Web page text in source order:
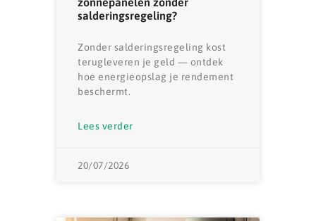
salderingsregeling?
Zonder salderingsregeling kost
terugleveren je geld — ontdek
hoe energieopslag je rendement
beschermt.
Lees verder
20/07/2026